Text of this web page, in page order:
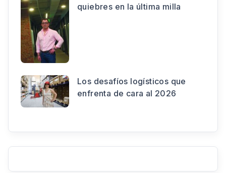
quiebres en la última milla
Los desafíos logísticos que
enfrenta de cara al 2026